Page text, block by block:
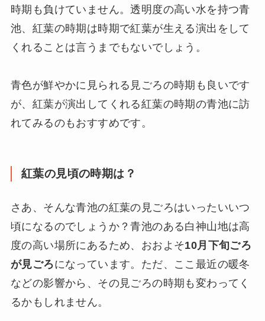
時期も負けていません。透明度の高い水を持つ青
池、紅葉の時期は時期で紅葉が生える演出をして
くれることは言うまでもないでしょう。
青色が鮮やかに見られる見ごろの時期も良いです
が、紅葉が演出してくれる紅葉の時期の青池に訪
れてみるのもおすすめです。
紅葉の見頃の時期は？
さあ、そんな青池の紅葉の見ごろはいったいいつ
頃になるのでしょうか？青池のある白神山地は高
度の高い場所にあるため、おおよそ10月下旬ごろ
が見ごろになっています。ただ、ここ最近の暖冬
などの影響から、その見ごろの時期も変わってく
るかもしれません。